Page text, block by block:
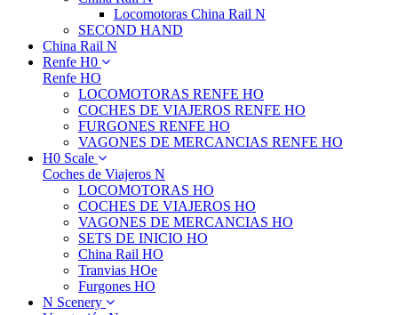
Locomotoras China Rail N
SECOND HAND
China Rail N
Renfe H0
Renfe HO
LOCOMOTORAS RENFE HO
COCHES DE VIAJEROS RENFE HO
FURGONES RENFE HO
VAGONES DE MERCANCIAS RENFE HO
H0 Scale
Coches de Viajeros N
LOCOMOTORAS HO
COCHES DE VIAJEROS HO
VAGONES DE MERCANCIAS HO
SETS DE INICIO HO
China Rail HO
Tranvias HOe
Furgones HO
N Scenery